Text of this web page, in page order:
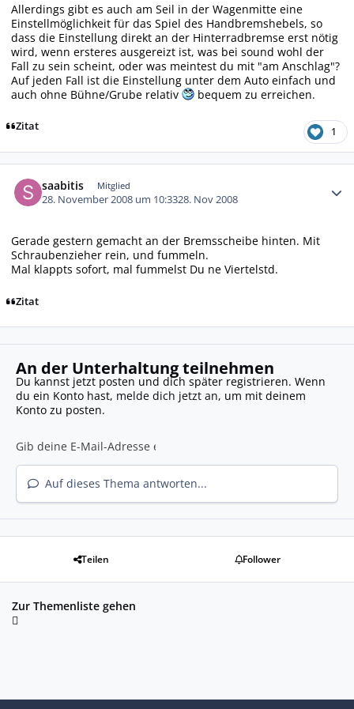
Allerdings gibt es auch am Seil in der Wagenmitte eine
Einstellmöglichkeit für das Spiel des Handbremshebels, so
dass die Einstellung direkt an der Hinterradbremse erst nötig
wird, wenn ersteres ausgereizt ist, was bei sound wohl der
Fall zu sein scheint, oder was meintest du mit "am Anschlag"?
Auf jeden Fall ist die Einstellung unter dem Auto einfach und
auch ohne Bühne/Grube relativ
bequem zu erreichen.
Zitat 1
saabitis Mitglied
28. November 2008 um 10:3328. Nov 2008
Gerade gestern gemacht an der Bremsscheibe hinten. Mit
Schraubenzieher rein, und fummeln.
Mal klappts sofort, mal fummelst Du ne Viertelstd.
Zitat
An der Unterhaltung teilnehmen
Du kannst jetzt posten und dich später registrieren. Wenn
du ein Konto hast, melde dich jetzt an, um mit deinem
Konto zu posten.
Auf dieses Thema antworten...
Teilen Follower
Zur Themenliste gehen